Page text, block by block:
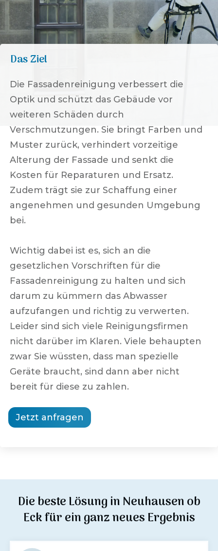
Das Ziel
Die Fassadenreinigung verbessert die
Optik und schützt das Gebäude vor
weiteren Schäden durch
Verschmutzungen. Sie bringt Farben und
Muster zurück, verhindert vorzeitige
Alterung der Fassade und senkt die
Kosten für Reparaturen und Ersatz.
Zudem trägt sie zur Schaffung einer
angenehmen und gesunden Umgebung
bei.
Wichtig dabei ist es, sich an die
gesetzlichen Vorschriften für die
Fassadenreinigung zu halten und sich
darum zu kümmern das Abwasser
aufzufangen und richtig zu verwerten.
Leider sind sich viele Reinigungsfirmen
nicht darüber im Klaren. Viele behaupten
zwar Sie wüssten, dass man spezielle
Geräte braucht, sind dann aber nicht
bereit für diese zu zahlen.
Jetzt anfragen
Die beste Lösung inNeuhausen ob
Eckfür ein ganz neues Ergebnis